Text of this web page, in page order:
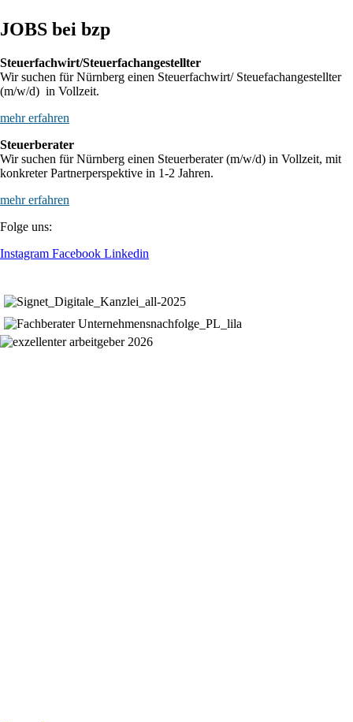
JOBS bei bzp
Steuerfachwirt/Steuerfachangestellter
Wir suchen für Nürnberg einen Steuerfachwirt/ Steuefachangestellter
(m/w/d) in Vollzeit.
mehr erfahren
Steuerberater
Wir suchen für Nürnberg einen Steuerberater (m/w/d) in Vollzeit, mit
konkreter Partnerperspektive in 1-2 Jahren.
mehr erfahren
Folge uns:
Instagram Facebook Linkedin